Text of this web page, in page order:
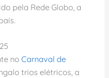
pela Rede Globo, a
noCarnaval de
trios elétricos, a